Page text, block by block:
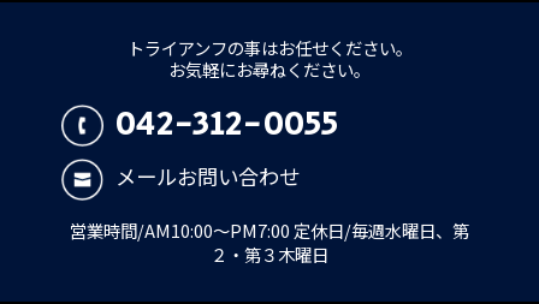
トライアンフの事はお任せください。
お気軽にお尋ねください。
042-312-0055
メールお問い合わせ
営業時間/AM10:00～PM7:00 定休日/毎週水曜日、第
２・第３木曜日